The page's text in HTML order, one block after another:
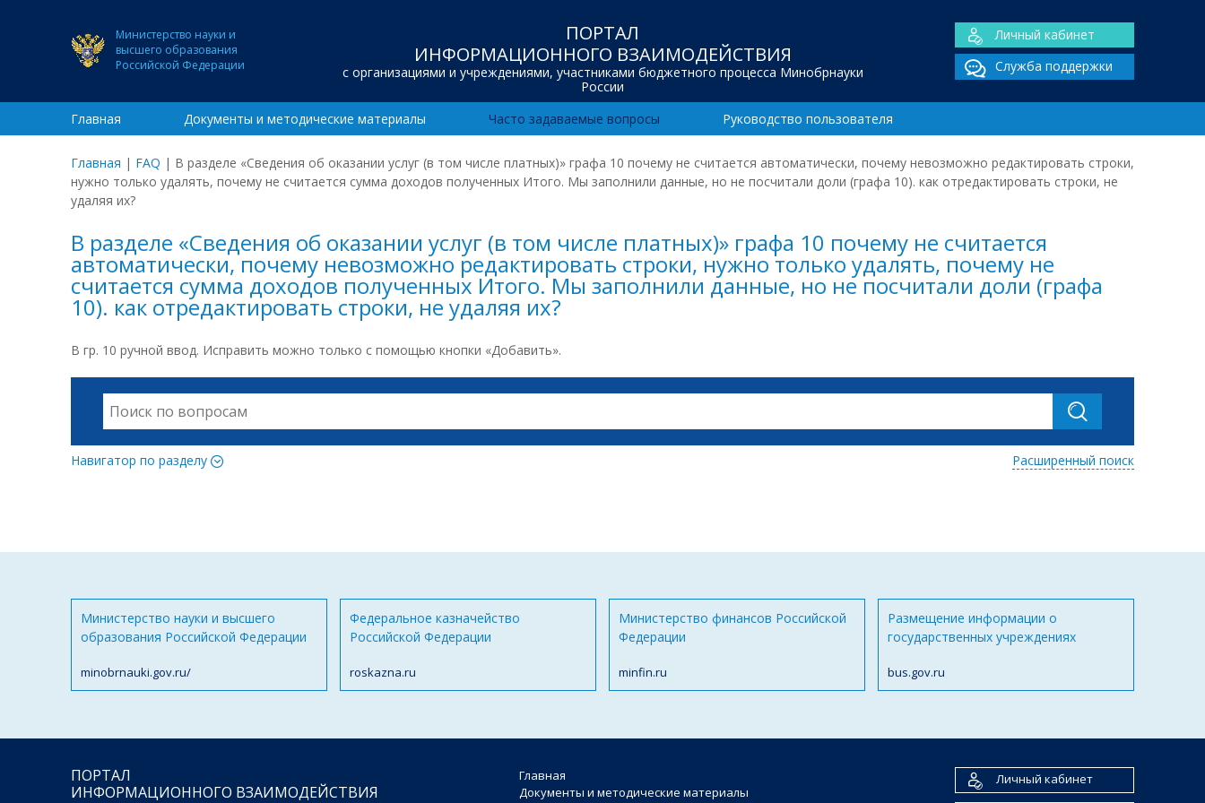
Министерство науки и
высшего образования
Российской Федерации
ПОРТАЛ
ИНФОРМАЦИОННОГО ВЗАИМОДЕЙСТВИЯ
с организациями и учреждениями, участниками бюджетного процесса Минобрнауки
России
Личный кабинет
Служба поддержки
Главная Документы и методические материалы Часто задаваемые вопросы Руководство пользователя
Главная | FAQ | В разделе «Сведения об оказании услуг (в том числе платных)» графа 10 почему не считается автоматически, почему невозможно редактировать строки,
нужно только удалять, почему не считается сумма доходов полученных Итого. Мы заполнили данные, но не посчитали доли (графа 10). как отредактировать строки, не
удаляя их?
В разделе «Сведения об оказании услуг (в том числе платных)» графа 10 почему не считается
автоматически, почему невозможно редактировать строки, нужно только удалять, почему не
считается сумма доходов полученных Итого. Мы заполнили данные, но не посчитали доли (графа
10). как отредактировать строки, не удаляя их?
В гр. 10 ручной ввод. Исправить можно только с помощью кнопки «Добавить».
Навигатор по разделу Расширенный поиск
Министерство науки и высшего
образования Российской Федерации
minobrnauki.gov.ru/
Федеральное казначейство
Российской Федерации
roskazna.ru
Министерство финансов Российской
Федерации
minfin.ru
Размещение информации о
государственных учреждениях
bus.gov.ru
ПОРТАЛ
ИНФОРМАЦИОННОГО ВЗАИМОДЕЙСТВИЯ
Главная
Документы и методические материалы
Личный кабинет